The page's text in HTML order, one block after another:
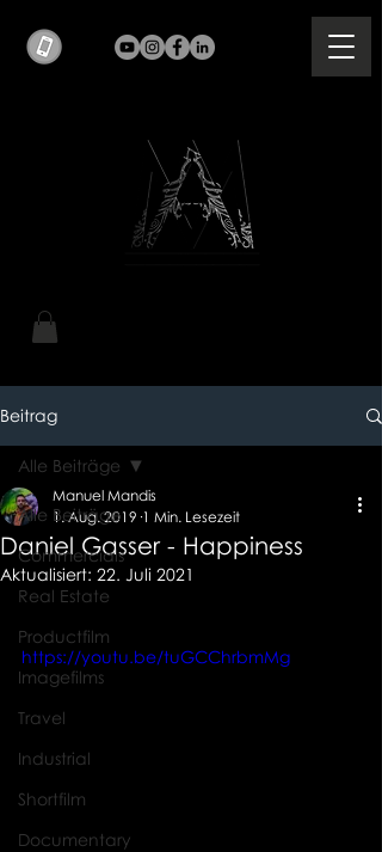
Beitrag
Alle Beiträge
Commercials
Real Estate
Productfilm
Imagefilms
Travel
Industrial
Shortfilm
Documentary
Alle Beiträge
Daniel Gasser - Happiness
Manuel Mandis
1. Aug. 2019 1 Min. Lesezeit
Aktualisiert: 22. Juli 2021
https://youtu.be/tuGCChrbmMg